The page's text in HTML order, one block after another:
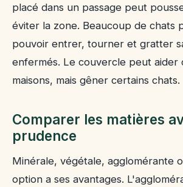
placé dans un passage peut
éviter la zone. Beaucoup de chats
pouvoir entrer, tourner et gratter
enfermés. Le couvercle peut aider
maisons, mais gêner certains chats.
Comparer les matières
prudence
Minérale, végétale, agglomérante
option a ses avantages.